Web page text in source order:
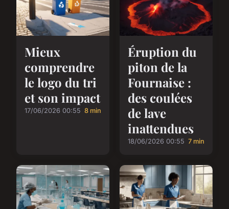
Mieux
comprendre
le logo du tri
et son impact
17/06/2026 00:55 8 min
Éruption du
piton de la
Fournaise :
des coulées
de lave
inattendues
18/06/2026 00:55 7 min